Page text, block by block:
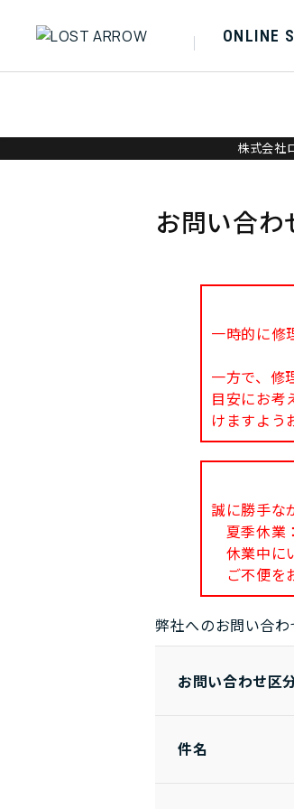
ONLINE
株式会社
お問い合わ
一時的に修
一方で、修
目安にお考
けますよう
誠に勝手な
夏季休業
休業中に
ご不便を
弊社へのお問い合わ
お問い合わせ区
件名